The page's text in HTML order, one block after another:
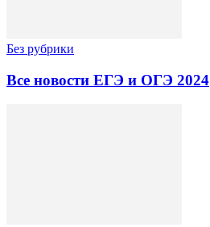
Без рубрики
Все новости ЕГЭ и ОГЭ 2024